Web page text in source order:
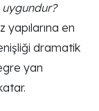
en
dramatik
yan